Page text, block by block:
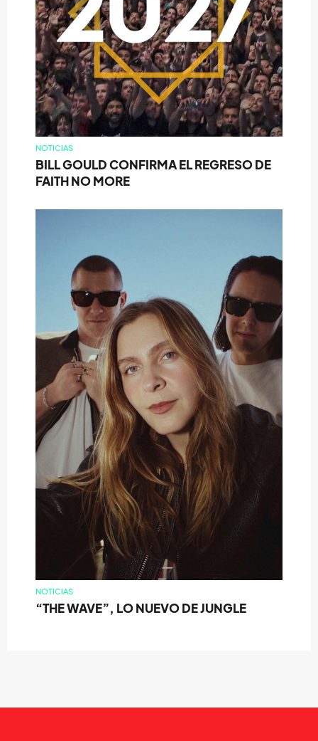
NOTICIAS
BILL GOULD CONFIRMA EL REGRESO DE
FAITH NO MORE
NOTICIAS
“THE WAVE”, LO NUEVO DE JUNGLE